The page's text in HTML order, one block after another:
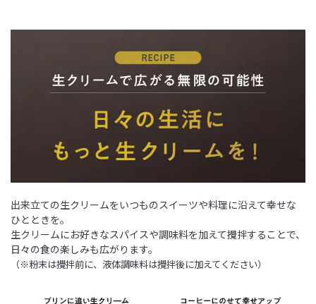
出来立ての生クリームをいつものスイーツや料理に沿えて幸せな
ひとときを。
生クリームにお好きなスパイスや調味料を加えて攪拌することで、
日々の食の楽しみも広がります。
（※粉末は攪拌前に、液体調味料は攪拌後に加えてください）